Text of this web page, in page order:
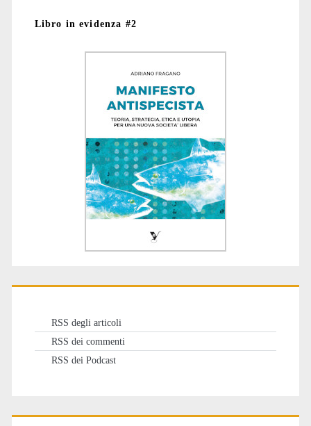
Libro in evidenza #2
RSS degli articoli
RSS dei commenti
RSS dei Podcast